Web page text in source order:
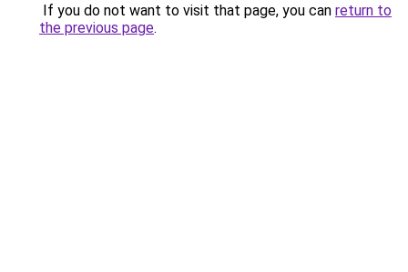
If you do not want to visit that page, you can return to
the previous page.